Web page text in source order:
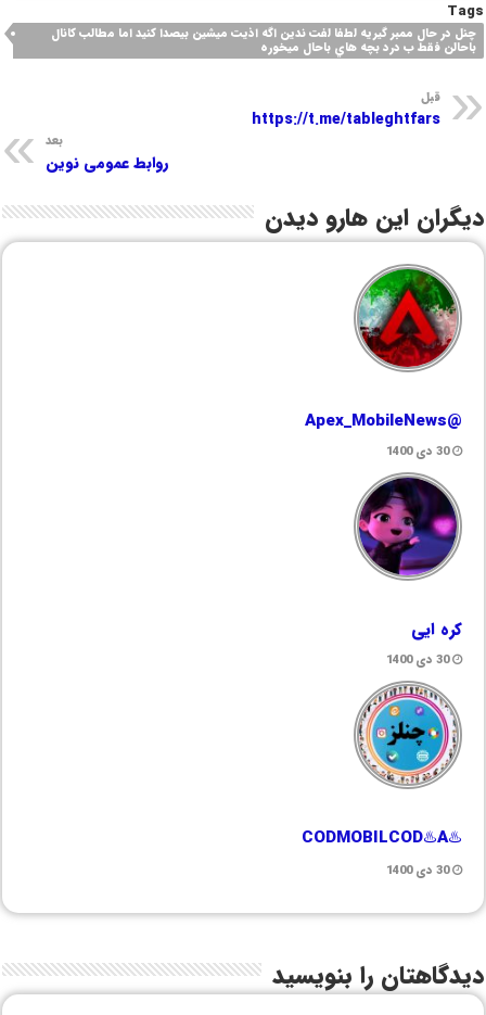
Tags
چنل در حال ممبر گيريه لطفا لفت ندين اگه اذيت ميشين بيصدا كنيد اما مطالب كانال
باحالن فقط ب درد بچه هاي باحال ميخوره
قبل
https://t.me/tableghtfars
بعد
روابط عمومی نوین
دیگران این هارو دیدن
@Apex_MobileNews
30 دی 1400
کره ایی
30 دی 1400
♨️CODMOBILCOD♨️A
30 دی 1400
دیدگاهتان را بنویسید